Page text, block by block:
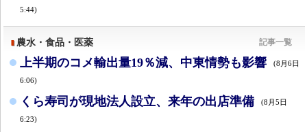
5:44)
農水・食品・医薬 記事一覧
上半期のコメ輸出量19％減、中東情勢も影響 (8月6日
6:06)
くら寿司が現地法人設立、来年の出店準備 (8月5日
6:23)